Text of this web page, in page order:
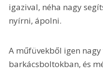
igazival, néha nagy
nyírni, ápolni.
A műfüvekből igen
barkácsboltokban, és